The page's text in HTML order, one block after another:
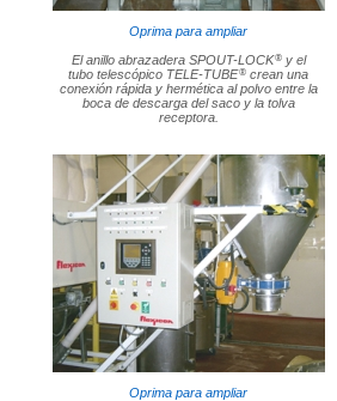
Oprima para ampliar
El anillo abrazadera SPOUT-LOCK®y el
tubo telescópico TELE-TUBE® crean una
conexión rápida y hermética al polvo entre la
boca de descarga del saco y la tolva
receptora.
Oprima para ampliar